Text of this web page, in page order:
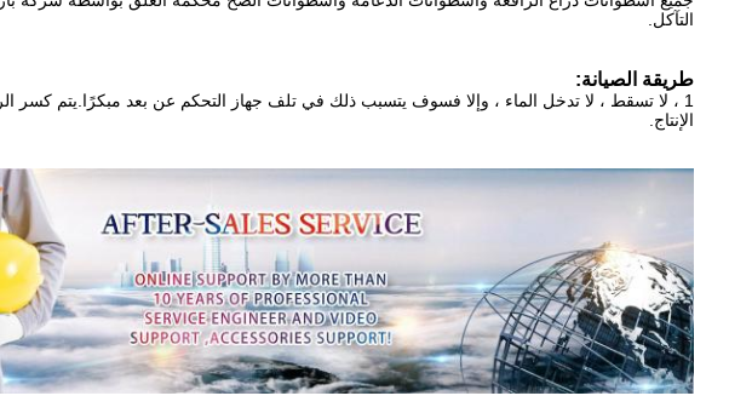
التآكل.
طريقة الصيانة:
1 ، لا تسقط ، لا تدخل الماء ، وإلا فسوف يتسبب ذلك في تلف جهاز التحكم عن بعد مبكرًا.يتم كسر
الإنتاج.